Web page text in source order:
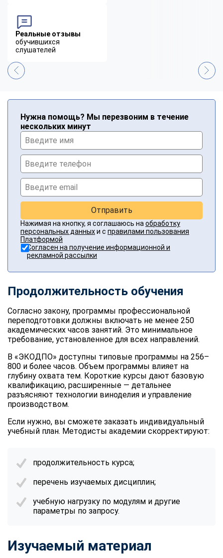
Реальные отзывы
обучившихся
слушателей
Нужна помощь? Мы перезвоним в течение
нескольких минут
Отправить
Нажимая на кнопку, я соглашаюсь на обработку
персональных данныхи с правилами пользования
Платформой
Согласен на получение информационной и
рекламной рассылки
Продолжительность обучения
Согласно закону, программы профессиональной
переподготовки должны включать не менее 250
академических часов занятий. Это минимальное
требование, установленное для всех направлений.
В «ЭКОДПО» доступны типовые программы на 256–
800 и более часов. Объем программы влияет на
глубину охвата тем. Короткие курсы дают базовую
квалификацию, расширенные — детальнее
разъясняют технологии виноделия и управление
производством.
Если нужно, вы сможете заказать индивидуальный
учебный план. Методисты академии скорректируют:
продолжительность курса;
перечень изучаемых дисциплин;
учебную нагрузку по модулям и другие
параметры по запросу.
Изучаемый материал